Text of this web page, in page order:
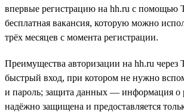
впервые регистрацию на hh.ru с помощью
бесплатная вакансия, которую можно
трёх месяцев с момента регистрации.
Преимущества авторизации на hh.ru
быстрый вход, при котором не нужно
и пароль; защита данных — информация о
надёжно защищена и предоставляется